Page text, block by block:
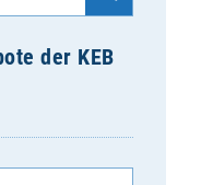
der KEB